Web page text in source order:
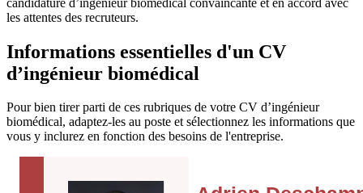
les attentes des recruteurs.
Informations essentielles d'un CV
d’ingénieur biomédical
Pour bien tirer parti de ces rubriques de votre CV d’ingénieur
biomédical, adaptez-les au poste et sélectionnez les informations que
vous y inclurez en fonction des besoins de l'entreprise.